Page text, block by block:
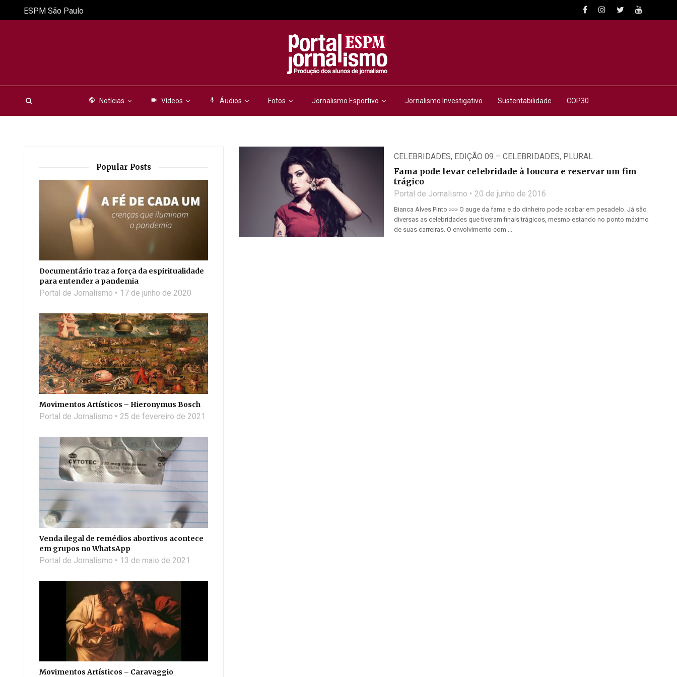
public Notícias videocam Vídeos mic Áudios Fotos Jornalismo Esportivo Jornalismo Investigativo Sustentabilidade COP30
ESPM São Paulo
CELEBRIDADES, EDIÇÃO 09 – CELEBRIDADES, PLURAL
Fama pode levar celebridade à loucura e reservar um fim
trágico
Portal de Jornalismo 20 de junho de 2016
Bianca Alves Pinto »»» O auge da fama e do dinheiro pode acabar em pesadelo. Já são
diversas as celebridades que tiveram finais trágicos, mesmo estando no ponto máximo
de suas carreiras. O envolvimento com ...
Popular Posts
Documentário traz a força da espiritualidade
para entender a pandemia
Portal de Jornalismo 17 de junho de 2020
Movimentos Artísticos – Hieronymus Bosch
Portal de Jornalismo 25 de fevereiro de 2021
Venda ilegal de remédios abortivos acontece
em grupos no WhatsApp
Portal de Jornalismo 13 de maio de 2021
Movimentos Artísticos – Caravaggio